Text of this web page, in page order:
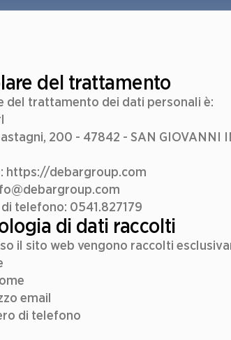
del trattamento
del trattamento dei dati personali è:
200 - 47842 - SAN GIOVANNI
https://debargroup.com
telefono: 0541.827179
di dati raccolti
email
di telefono